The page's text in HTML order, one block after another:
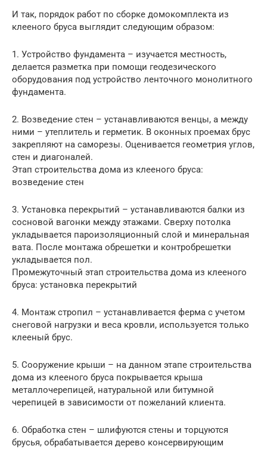
И так, порядок работ по сборке домокомплекта из
клееного бруса выглядит следующим образом:
1. Устройство фундамента – изучается местность,
делается разметка при помощи геодезического
оборудования под устройство ленточного монолитного
фундамента.
2. Возведение стен – устанавливаются венцы, а между
ними – утеплитель и герметик. В оконных проемах брус
закрепляют на саморезы. Оценивается геометрия углов,
стен и диагоналей.
Этап строительства дома из клееного бруса:
возведение стен
3. Установка перекрытий – устанавливаются балки из
сосновой вагонки между этажами. Сверху потолка
укладывается пароизоляционный слой и минеральная
вата. После монтажа обрешетки и контробрешетки
укладывается пол.
Промежуточный этап строительства дома из клееного
бруса: установка перекрытий
4. Монтаж стропил – устанавливается ферма с учетом
снеговой нагрузки и веса кровли, используется только
клееный брус.
5. Сооружение крыши – на данном этапе строительства
дома из клееного бруса покрывается крыша
металлочерепицей, натуральной или битумной
черепицей в зависимости от пожеланий клиента.
6. Обработка стен – шлифуются стены и торцуются
брусья, обрабатывается дерево консервирующим